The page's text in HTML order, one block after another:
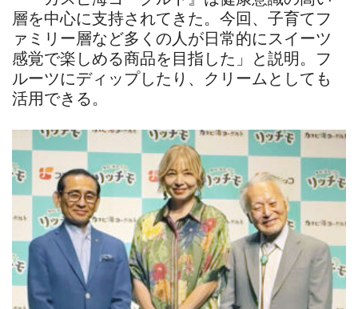
層を中心に支持されてきた。今回、子育てフ
ァミリー層など多くの人が日常的にスイーツ
感覚で楽しめる商品を目指した」と説明。フ
ルーツにディップしたり、クリームとしても
活用できる。